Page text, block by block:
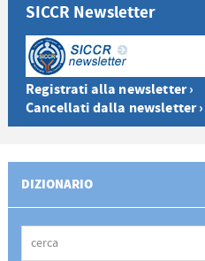
SICCR Newsletter
Registrati alla newsletter ›
Cancellati dalla newsletter ›
DIZIONARIO